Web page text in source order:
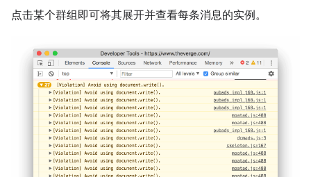
点击某个群组即可将其展开并查看每条消息的实例。